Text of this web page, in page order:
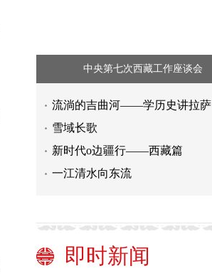
中央第七次西藏工作座谈会
流淌的吉曲河——学历史讲拉萨
雪域长歌
新时代o边疆行——西藏篇
一江清水向东流
即时新闻
当心洗衣凝珠带来儿童安全隐患